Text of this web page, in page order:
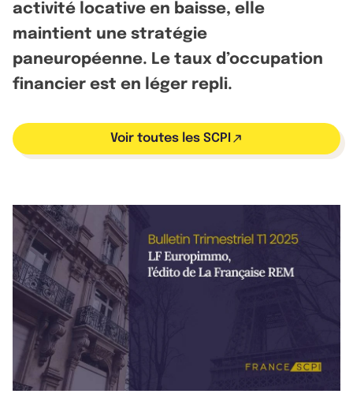
activité locative en baisse, elle
maintient une stratégie
paneuropéenne. Le taux d’occupation
financier est en léger repli.
Voir toutes les SCPI